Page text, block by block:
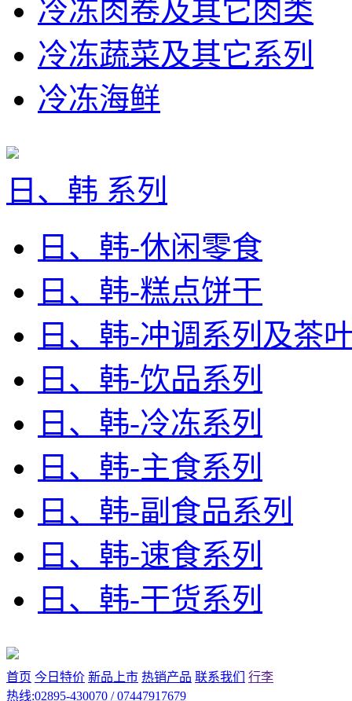
冷冻肉卷及其它肉类
冷冻蔬菜及其它系列
冷冻海鲜
日、韩 系列
日、韩-休闲零食
日、韩-糕点饼干
日、韩-冲调系列及茶
日、韩-饮品系列
日、韩-冷冻系列
日、韩-主食系列
日、韩-副食品系列
日、韩-速食系列
日、韩-干货系列
首页 今日特价 新品上市 热销产品 联系我们
行李
热线:02895-430070 / 07447917679